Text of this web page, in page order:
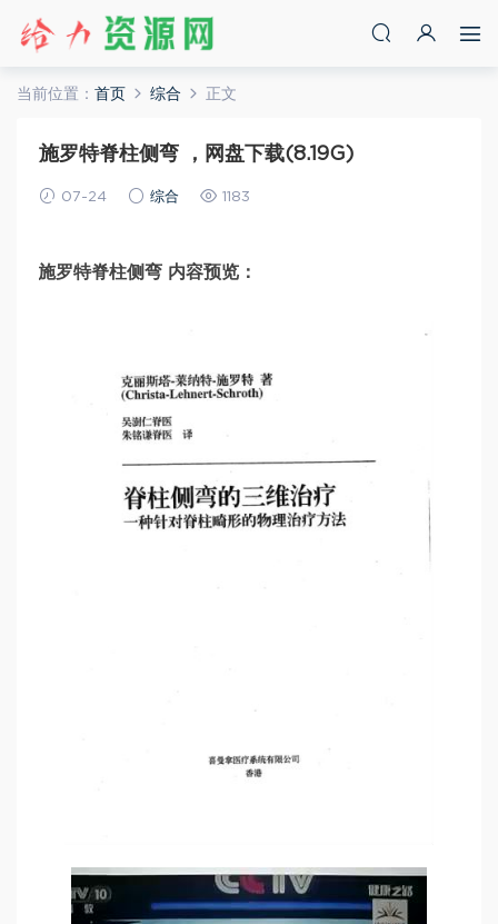
当前位置： 首页 综合 正文
施罗特脊柱侧弯 ，网盘下载(8.19G)
07-24 综合 1183
施罗特脊柱侧弯 内容预览：